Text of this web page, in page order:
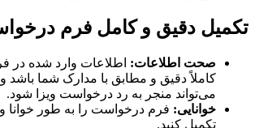
تکمیل دقیق و کامل فرم
صحت اطلاعات: اطلاعات وارد شده در
کاملاً دقیق و مطابق با مدارک شما باشد
می‌تواند منجر به رد درخواست ویزا شود.
خوانایی: فرم درخواست را به طور خوانا
تکمیل کنید.